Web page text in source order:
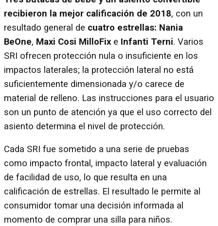
recibieron la mejor calificación de 2018, con un
resultado general de cuatro estrellas: Nania
BeOne, Maxi Cosi MilloFix e Infanti Terni. Varios
SRI ofrecen protección nula o insuficiente en los
impactos laterales; la protección lateral no está
suficientemente dimensionada y/o carece de
material de relleno. Las instrucciones para el usuario
son un punto de atención ya que el uso correcto del
asiento determina el nivel de protección.
Cada SRI fue sometido a una serie de pruebas
como impacto frontal, impacto lateral y evaluación
de facilidad de uso, lo que resulta en una
calificación de estrellas. El resultado le permite al
consumidor tomar una decisión informada al
momento de comprar una silla para niños.